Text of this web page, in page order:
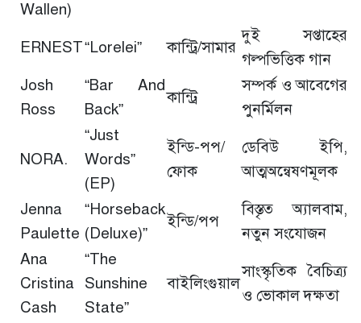
Wallen)
ERNEST“Lorelei” কান্ট্রি/সামার
দুই সপ্তাহের
গল্পভিত্তিক গান
Josh
Ross
“Bar And
Back”
কান্ট্রি
সম্পর্ক ও আবেগের
পুনর্মিলন
NORA.
“Just
Words”
(EP)
ইন্ডি-পপ/
ফোক
ডেবিউ ইপি,
আত্মঅন্বেষণমূলক
Jenna
Paulette
“Horseback
(Deluxe)”
ইন্ডি/পপ
বিস্তৃত অ্যালবাম,
নতুন সংযোজন
Ana
Cristina
Cash
“The
Sunshine
State”
বাইলিংগুয়াল
সাংস্কৃতিক বৈচিত্র্য
ও ভোকাল দক্ষতা